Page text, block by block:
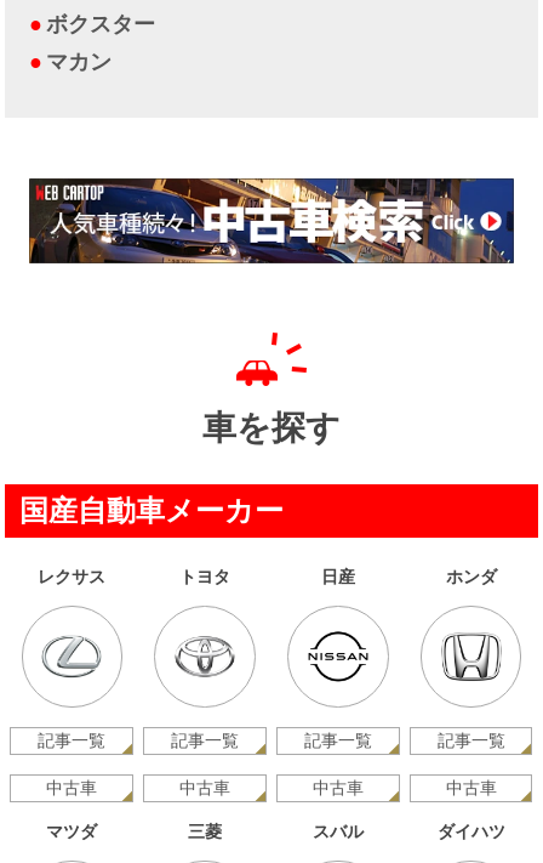
ボクスター
マカン
車を探す
国産自動車メーカー
レクサス
記事一覧
中古車
トヨタ
記事一覧
中古車
日産
記事一覧
中古車
ホンダ
記事一覧
中古車
マツダ 三菱 スバル ダイハツ